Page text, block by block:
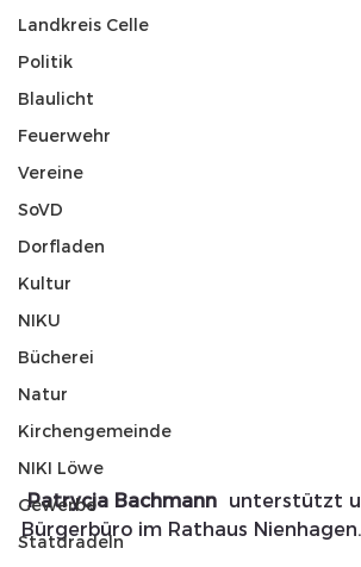
Landkreis Celle
Politik
Blaulicht
Feuerwehr
Vereine
SoVD
Dorfladen
Kultur
NIKU
Bücherei
Natur
Kirchengemeinde
NIKI Löwe
Gewerbe
Statdradeln
Patrycja Bachmann unterstützt
Bürgerbüro im Rathaus Nienhagen.